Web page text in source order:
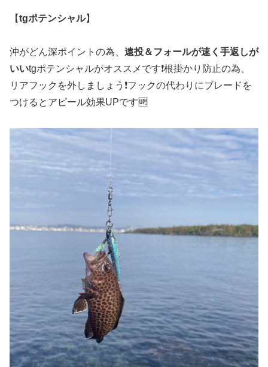
【tgポテンシャル】
沖がどん深ポイントの為、 遠投＆フォールが速く手返しが
いいtgポテンシャルがオススメです❗️根掛かり防止の為、
リアフックを外しましょう❗️フックの代わりにブレードを
つけるとアピール効果UPです🆙